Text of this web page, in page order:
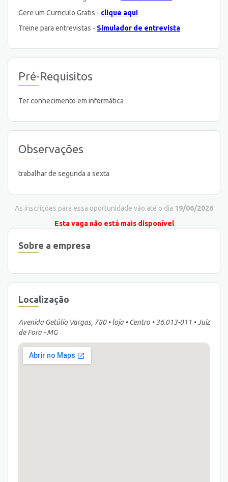
Gere um Curriculo Gratis - clique aqui
Treine para entrevistas - Simulador de entrevista
Pré-Requisitos
Ter conhecimento em informática
Observações
trabalhar de segunda a sexta
As inscrições para essa oportunidade vão até o dia 19/06/2026
Esta vaga não está mais disponível
Sobre a empresa
Localização
Avenida Getúlio Vargas, 780 • loja • Centro • 36.013-011 • Juiz
de Fora - MG